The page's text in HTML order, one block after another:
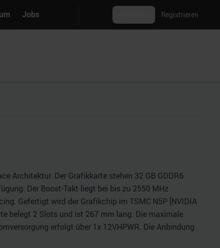
Jobs Registrieren
Architektur. Der Grafikkarte stehen 32 GB GDDR6
Der Boost-Takt liegt bei bis zu 2550 MHz
Gefertigt wird der Grafikchip im TSMC N5P [NVIDIA
belegt 2 Slots und ist 267 mm lang. Die maximale
erfolgt über 1x 12VHPWR. Die Anbindung